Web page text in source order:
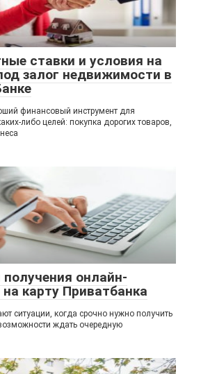
ставки и условия на
залог недвижимости в
финансовый инструмент для
либо целей: покупка дорогих товаров,
онлайн-
карту Приватбанка
ситуации, когда срочно нужно получить
ждать очередную